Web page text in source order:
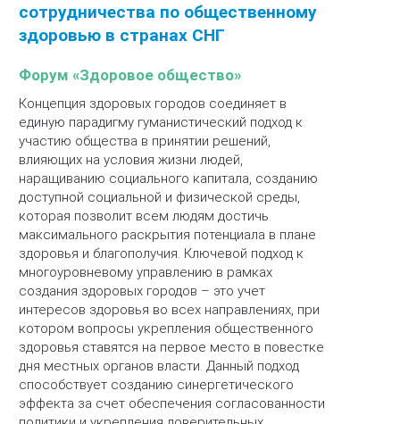
сотрудничества по общественному
здоровью в странах СНГ
Форум «Здоровое общество»
Концепция здоровых городов соединяет в
единую парадигму гуманистический подход к
участию общества в принятии решений,
влияющих на условия жизни людей,
наращиванию социального капитала, созданию
доступной социальной и физической среды,
которая позволит всем людям достичь
максимального раскрытия потенциала в плане
здоровья и благополучия. Ключевой подход к
многоуровневому управлению в рамках
создания здоровых городов – это учет
интересов здоровья во всех направлениях, при
котором вопросы укрепления общественного
здоровья ставятся на первое место в повестке
дня местных органов власти. Данный подход
способствует созданию синергетического
эффекта за счет обеспечения согласованности